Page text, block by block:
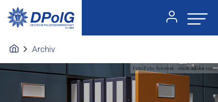
Archiv
Foto:Foto: fotomek - stock.adobe.com